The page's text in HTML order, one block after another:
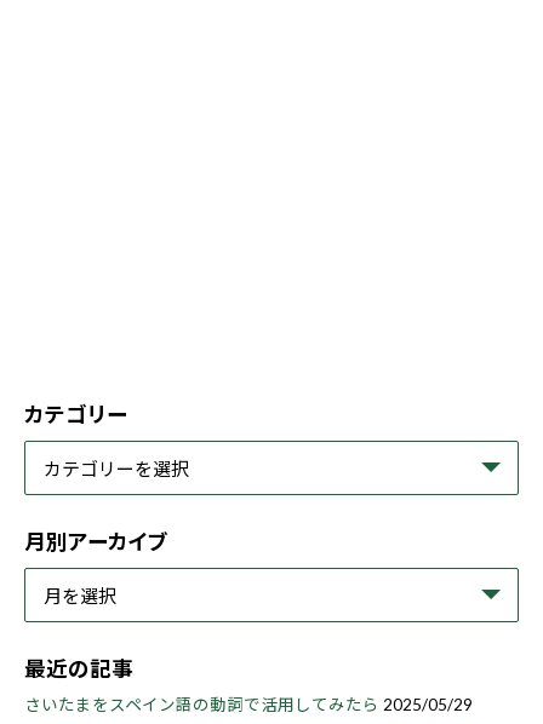
カテゴリー
月別アーカイブ
最近の記事
さいたまをスペイン語の動詞で活用してみたら 2025/05/29